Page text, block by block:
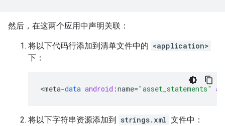
然后，在这两个应用中声明关联：
将以下代码行添加到清单文件中的 <application>
下：
<meta-data android :name="asset_statements"
将以下字符串资源添加到 strings.xml 文件中：